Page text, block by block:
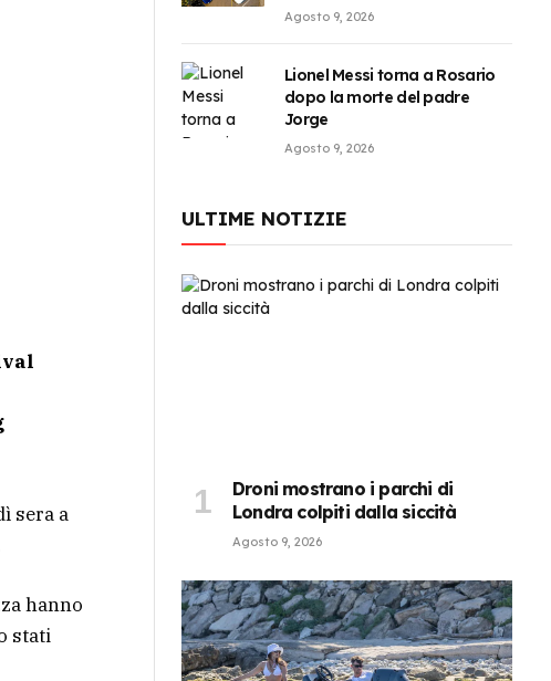
sera a
hanno
stati
Agosto 9, 2026
Lionel Messi torna a Rosario
dopo la morte del padre
Jorge
Agosto 9, 2026
ULTIME NOTIZIE
Droni mostrano i parchi di
Londra colpiti dalla siccità
Agosto 9, 2026